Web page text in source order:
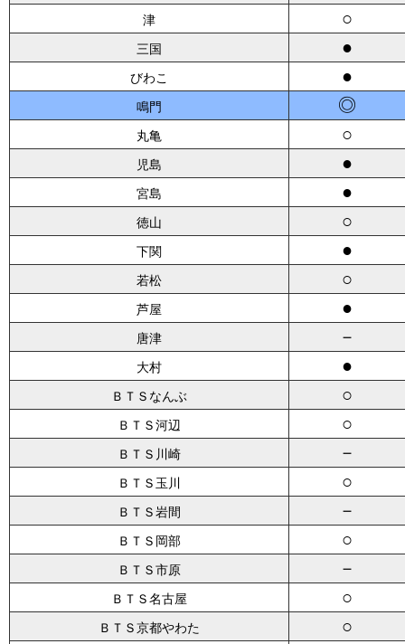
津 ○
三国 ●
びわこ ●
鳴門 ◎
丸亀 ○
児島 ●
宮島 ●
徳山 ○
下関 ●
若松 ○
芦屋 ●
唐津 －
大村 ●
ＢＴＳなんぶ ○
ＢＴＳ河辺 ○
ＢＴＳ川崎 －
ＢＴＳ玉川 ○
ＢＴＳ岩間 －
ＢＴＳ岡部 ○
ＢＴＳ市原 －
ＢＴＳ名古屋 ○
ＢＴＳ京都やわた ○